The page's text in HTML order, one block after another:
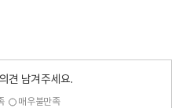
견 남겨주세요.
매우불만족